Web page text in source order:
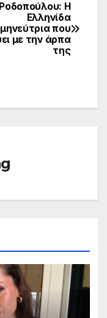
Η
Ελληνίδα
που
με την άρπα
της